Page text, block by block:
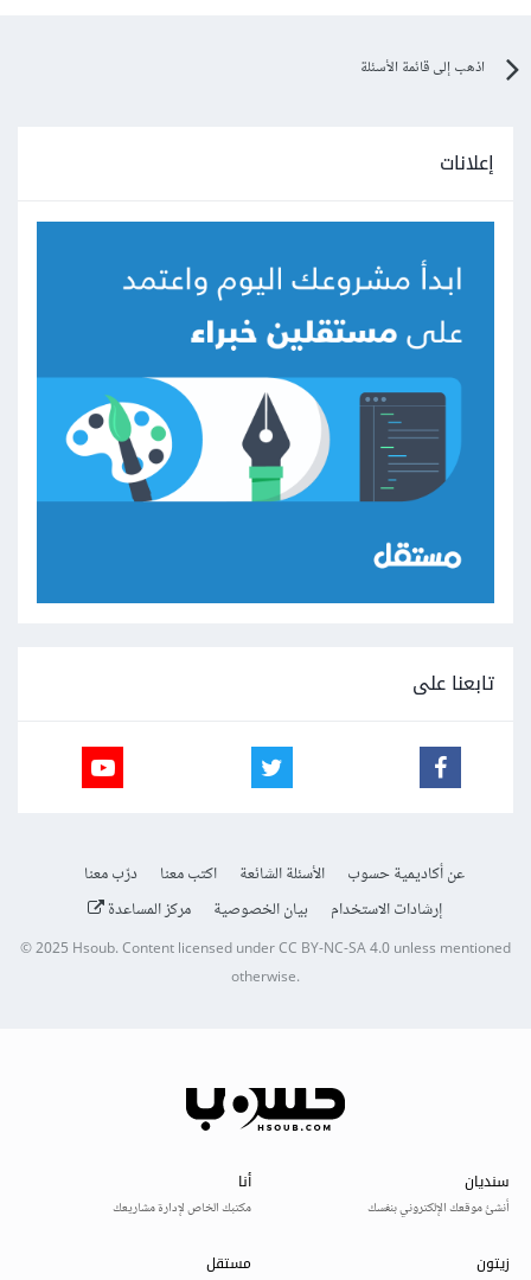
اذهب إلى قائمة الأسئلة
إعلانات
تابعنا على
عن أكاديمية حسوب الأسئلة الشائعة اكتب معنا
درّب معنا
إرشادات الاستخدام
بيان الخصوصية مركز المساعدة
© 2025Hsoub.Content licensed underCC BY-NC-SA 4.0unless mentioned
otherwise.